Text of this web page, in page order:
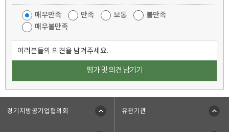
지
사
매우만족 만족 보통
불만족
매우불만족
의
기
경기지방공기업협의회 유관기관